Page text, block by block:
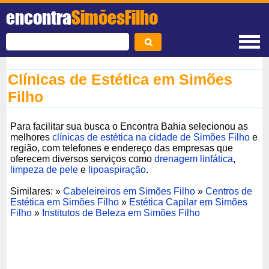
encontraSimõesFilho
Clínicas de Estética em Simões
Filho
Para facilitar sua busca o Encontra Bahia selecionou as
melhoresclínicas de estética na cidade de Simões Filho e
região, com telefones e endereço das empresas que
oferecem diversos serviços comodrenagem linfática,
limpeza de pele e lipoaspiração.
Similares: »Cabeleireiros em Simões Filho »Centros de
Estética em Simões Filho » Estética Capilar em Simões
Filho » Institutos de Beleza em Simões Filho